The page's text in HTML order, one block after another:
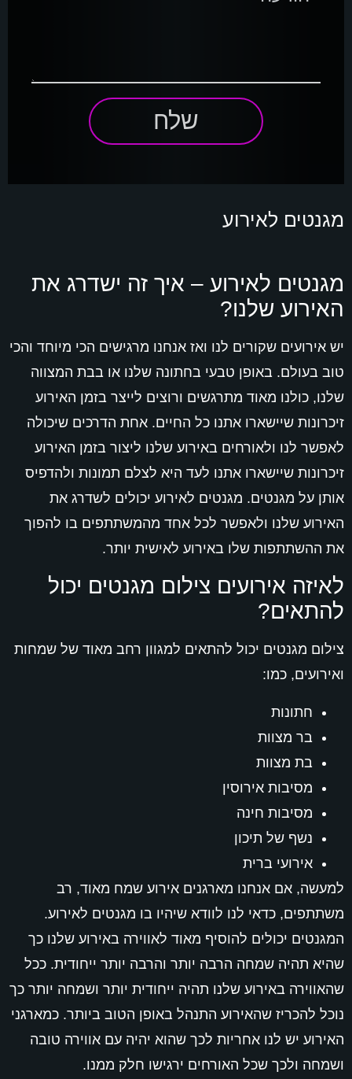
שלח
מגנטים לאירוע
מגנטים לאירוע – איך זה ישדרג את
האירוע שלנו?
יש אירועים שקורים לנו ואז אנחנו מרגישים הכי מיוחד והכי
טוב בעולם. באופן טבעי בחתונה שלנו או בבת המצווה
שלנו, כולנו מאוד מתרגשים ורוצים לייצר בזמן האירוע
זיכרונות שיישארו אתנו כל החיים. אחת הדרכים שיכולה
לאפשר לנו ולאורחים באירוע שלנו ליצור בזמן האירוע
זיכרונות שיישארו אתנו לעד היא לצלם תמונות ולהדפיס
אותן על מגנטים. מגנטים לאירוע יכולים לשדרג את
האירוע שלנו ולאפשר לכל אחד מהמשתתפים בו להפוך
את ההשתתפות שלו באירוע לאישית יותר.
לאיזה אירועים צילום מגנטים יכול
להתאים?
צילום מגנטים יכול להתאים למגוון רחב מאוד של שמחות
ואירועים, כמו:
חתונות
בר מצוות
בת מצוות
מסיבות אירוסין
מסיבות חינה
נשף של תיכון
אירועי ברית
למעשה, אם אנחנו מארגנים אירוע שמח מאוד, רב
משתתפים, כדאי לנו לוודא שיהיו בו מגנטים לאירוע.
המגנטים יכולים להוסיף מאוד לאווירה באירוע שלנו כך
שהיא תהיה שמחה הרבה יותר והרבה יותר ייחודית. ככל
שהאווירה באירוע שלנו תהיה ייחודית יותר ושמחה יותר כך
נוכל להכריז שהאירוע התנהל באופן הטוב ביותר. כמארגני
האירוע יש לנו אחריות לכך שהוא יהיה עם אווירה טובה
ושמחה ולכך שכל האורחים ירגישו חלק ממנו.